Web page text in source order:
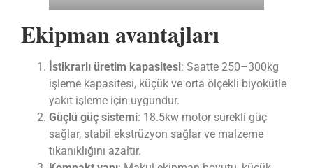
Ekipman avantajları
İstikrarlı üretim kapasitesi: Saatte 250–300kg
işleme kapasitesi, küçük ve orta ölçekli biyokütle
yakıt işleme için uygundur.
Güçlü güç sistemi: 18.5kw motor sürekli güç
sağlar, stabil ekstrüzyon sağlar ve malzeme
tıkanıklığını azaltır.